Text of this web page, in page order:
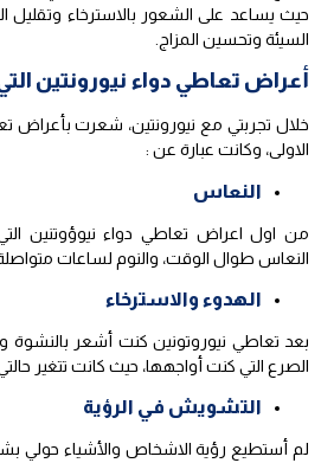
حيث يساعد على الشعور بالاسترخاء وتقليل
السيئة وتحسين المزاج.
أعراض تعاطي دواء نيورونتين
خلال تجربتي مع نيورونتين، شعرت بأعراض
الاولى، وكانت عبارة عن :
النعاس
من اول اعراض تعاطي دواء نيوؤوتنين
النعاس طوال الوقت، والنوم لساعات
الهدوء والاسترخاء
بعد تعاطي نيوروتونين كنت أشعر بالنشوة
الصرع التي كنت أواجهها، حيث كانت تتغير
التشويش في الرؤية
لم أستطيع رؤية الاشخاص والأشياء حولي